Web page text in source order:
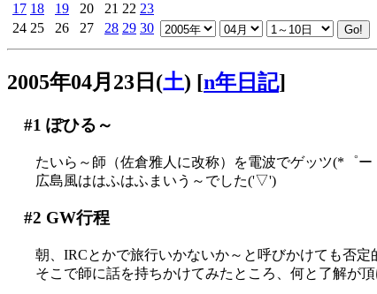
17 18 19 20 21 22 23
24 25 26 27 28 29 30
2005年04月23日(土) [n年日記]
#1 ぽひる～
たいら～師（佐倉雅人に改称）を電波でゲッツ(*゜
広島風ははふはふまいう～でした('▽')
#2 GW行程
朝、IRCとかで旅行いかないか～と呼びかけても否定
そこで師に話を持ちかけてみたところ、何と了解が